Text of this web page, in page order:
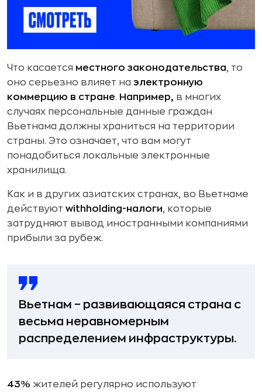
Что касается местного законодательства, то
оно серьезно влияет на электронную
коммерцию в стране. Например, в многих
случаях персональные данные граждан
Вьетнама должны храниться на территории
страны. Это означает, что вам могут
понадобиться локальные электронные
хранилища.
Как и в других азиатских странах, во Вьетнаме
действуют withholding-налоги, которые
затрудняют вывод иностранными компаниями
прибыли за рубеж.
Вьетнам – развивающаяся страна с
весьма неравномерным
распределением инфраструктуры.
43% жителей регулярно используют